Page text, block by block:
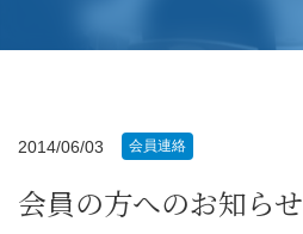
2014/06/03 会員連絡
会員の方へのお知らせ